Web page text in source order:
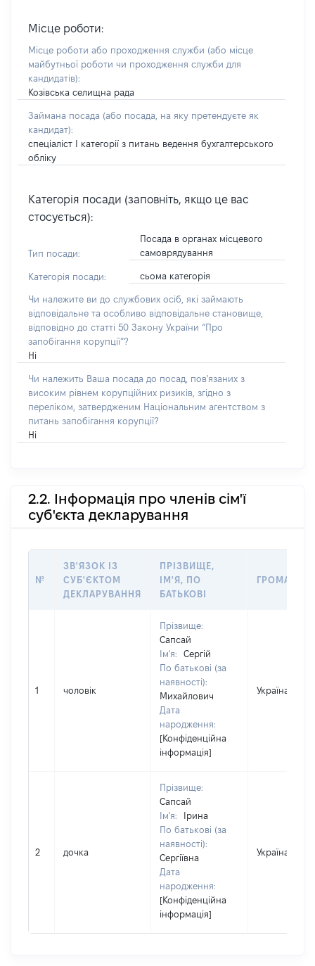
Місце роботи:
Місце роботи або проходження служби (або місце
майбутньої роботи чи проходження служби для
кандидатів):
Козівська селищна рада
Займана посада (або посада, на яку претендуєте як
кандидат):
спеціаліст І категорії з питань ведення бухгалтерського
обліку
Категорія посади (заповніть, якщо це вас
стосується):
Тип посади:
Посада в органах місцевого
самоврядування
Категорія посади: сьома категорія
Чи належите ви до службових осіб, які займають
відповідальне та особливо відповідальне становище,
відповідно до статті 50 Закону України “Про
запобігання корупції”?
Ні
Чи належить Ваша посада до посад, пов'язаних з
високим рівнем корупційних ризиків, згідно з
переліком, затвердженим Національним агентством з
питань запобігання корупції?
Ні
2.2. Інформація про членів сім'ї
суб'єкта декларування
№
ЗВ'ЯЗОК ІЗ
СУБ'ЄКТОМ
ДЕКЛАРУВАННЯ
ПРІЗВИЩЕ,
ІМ'Я, ПО
БАТЬКОВІ
1 чоловік
Прізвище:
Сапсай
Ім'я:
Сергій
По батькові (за
наявності):
Михайлович
Дата
народження:
[Конфіденційна
інформація]
Україна
2 дочка
Прізвище:
Сапсай
Ім'я:
Ірина
По батькові (за
наявності):
Сергіївна
Дата
народження:
[Конфіденційна
інформація]
Україна